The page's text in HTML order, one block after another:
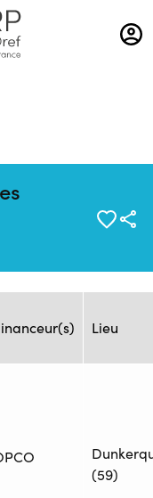
REGION NORD
CALAIS - Siège
Lieu
(59)